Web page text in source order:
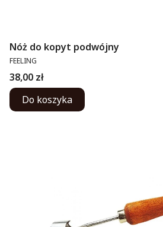
Nóż do kopyt podwójny
PRODUCENT
FEELING
Cena
38,00 zł
Do koszyka